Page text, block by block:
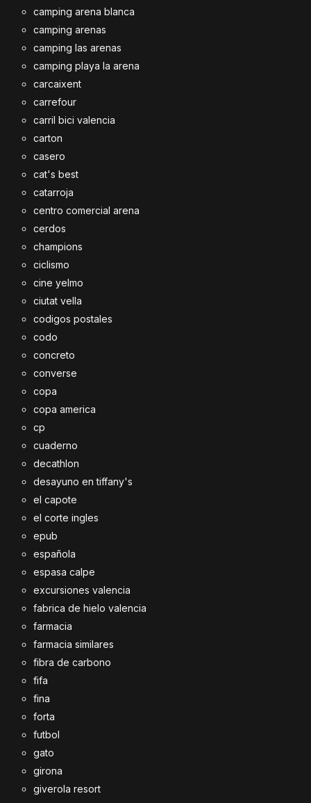
camping arena blanca
camping arenas
camping las arenas
camping playa la arena
carcaixent
carrefour
carril bici valencia
carton
casero
cat's best
catarroja
centro comercial arena
cerdos
champions
ciclismo
cine yelmo
ciutat vella
codigos postales
codo
concreto
converse
copa
copa america
cp
cuaderno
decathlon
desayuno en tiffany's
el capote
el corte ingles
epub
española
espasa calpe
excursiones valencia
fabrica de hielo valencia
farmacia
farmacia similares
fibra de carbono
fifa
fina
forta
futbol
gato
girona
giverola resort